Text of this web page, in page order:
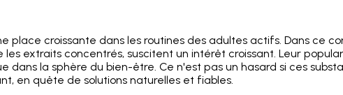
place croissante dans les routines des adultes actifs. Dans ce
les extraits concentrés, suscitent un intérêt croissant. Leur
dans la sphère du bien-être. Ce n'est pas un hasard si ces
en quête de solutions naturelles et fiables.